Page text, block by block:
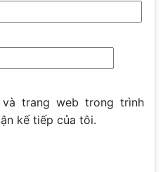
trang web trong trình
kế tiếp của tôi.